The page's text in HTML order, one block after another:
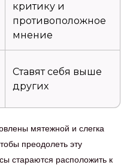
критику и
противоположное
мнение
Ставят себя выше
других
мятежной и слегка
преодолеть эту
стараются расположить к